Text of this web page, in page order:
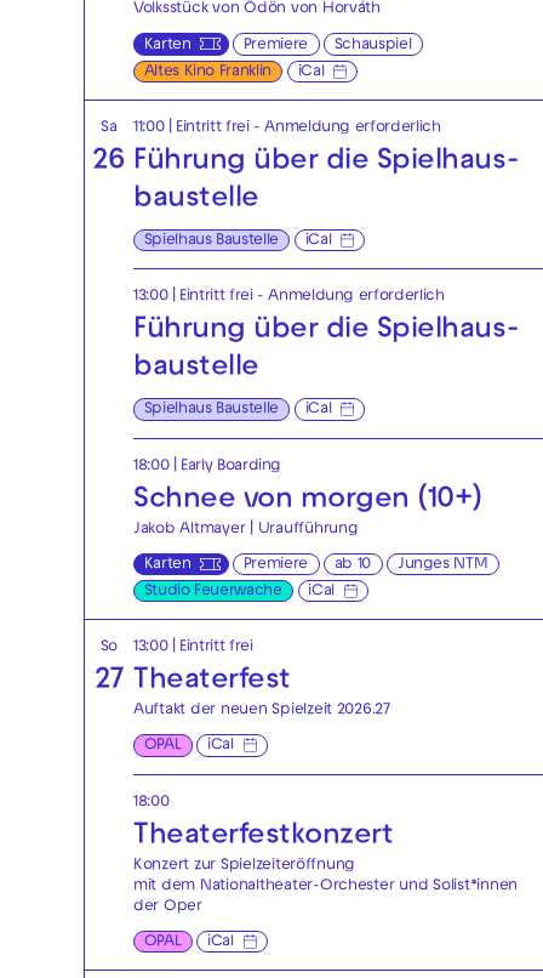
Volksstück von Ödön von Horváth
Karten Premiere
Schauspiel
Altes Kino Franklin
iCal
Sa
26
11:00| Eintritt frei - Anmeldung erforderlich
Führung über die Spielhaus­
baustelle
Spielhaus Baustelle iCal
13:00| Eintritt frei - Anmeldung erforderlich
Führung über die Spielhaus­
baustelle
Spielhaus Baustelle iCal
18:00| Early Boarding
Schnee von morgen (10+)
Jakob Altmayer | Uraufführung
Karten Premiere ab 10
Junges NTM
Studio Feuerwache
iCal
So
27
13:00| Eintritt frei
Theaterfest
Auftakt der neuen Spielzeit 2026.27
OPAL iCal
18:00
Theaterfest­konzert
Konzert zur Spielzeiteröffnung
mit dem Nationaltheater-Orchester und Solist*innen
der Oper
OPAL iCal